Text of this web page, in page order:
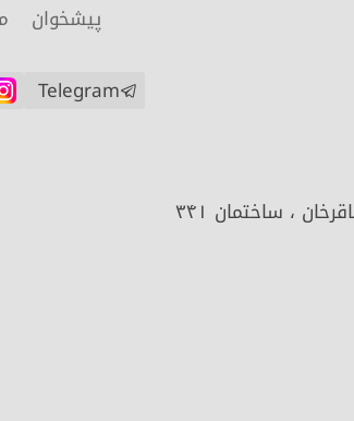
پیشخوان
Telegram
تهران، جمالزاده شمالی، روبروی باقرخان ، ساختمان ۳۴۱